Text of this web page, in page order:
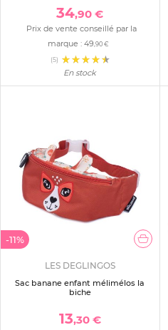
34,90 €
Prix de vente conseillé par la
marque :49,90 €
(5)
En stock
-11%
LES DEGLINGOS
Sac banane enfant mélimélos la
biche
13,30 €